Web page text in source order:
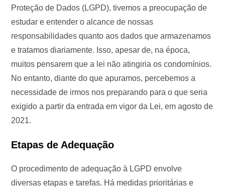
Proteção de Dados (LGPD), tivemos a preocupação de
estudar e entender o alcance de nossas
responsabilidades quanto aos dados que armazenamos
e tratamos diariamente. Isso, apesar de, na época,
muitos pensarem que a lei não atingiria os condomínios.
No entanto, diante do que apuramos, percebemos a
necessidade de irmos nos preparando para o que seria
exigido a partir da entrada em vigor da Lei, em agosto de
2021.
Etapas de Adequação
O procedimento de adequação à LGPD envolve
diversas etapas e tarefas. Há medidas prioritárias e